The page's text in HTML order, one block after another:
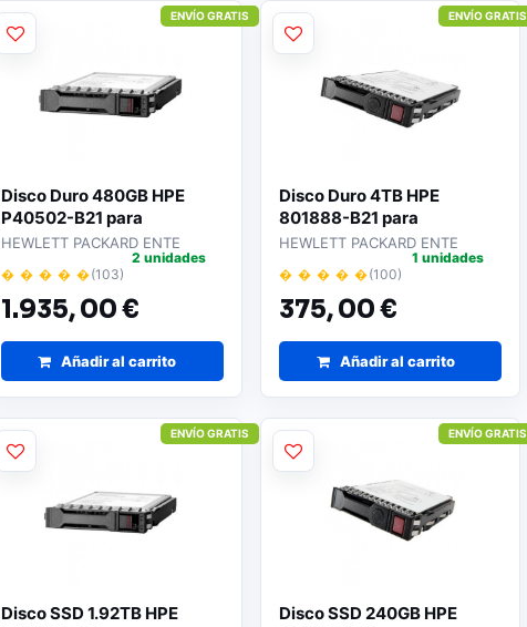
Disco Duro 480GB HPE
P40502-B21 para
Servidores
HEWLETT PACKARD ENTE
� � � � �(103)
1.935,00 €
2 unidades
Añadir al carrito
ENVÍO GRATIS
Disco Duro 4TB HPE
801888-B21 para
Servidores
HEWLETT PACKARD ENTE
� � � � �(100)
375,00 €
1 unidades
Añadir al carrito
ENVÍO GRATIS
Disco SSD 1.92TB HPE
ENVÍO GRATIS
Disco SSD 240GB HPE
ENVÍO GRATIS